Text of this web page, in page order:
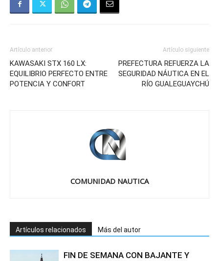
Artículo anterior
KAWASAKI STX 160 LX:
EQUILIBRIO PERFECTO ENTRE
POTENCIA Y CONFORT
Artículo siguiente
PREFECTURA REFUERZA LA
SEGURIDAD NÁUTICA EN EL
RÍO GUALEGUAYCHÚ
COMUNIDAD NAUTICA
Artículos relacionados Más del autor
FIN DE SEMANA CON BAJANTE Y